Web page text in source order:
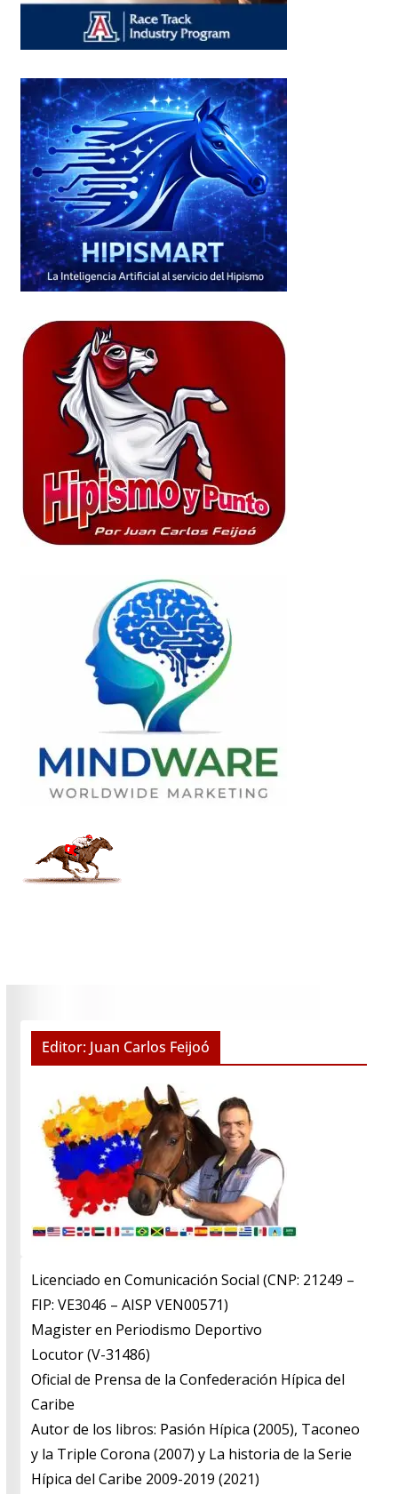
Editor: Juan Carlos Feijoó
Licenciado en Comunicación Social (CNP: 21249 –
FIP: VE3046 – AISP VEN00571)
​Magister en Periodismo Deportivo
​Locutor (V-31486)
​Oficial de Prensa de la Confederación Hípica del
Caribe
​Autor de los libros: Pasión Hípica (2005), Taconeo
y la Triple Corona (2007) y La historia de la Serie
Hípica del Caribe 2009-2019 (2021)